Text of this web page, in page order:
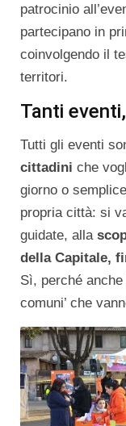
patrocinio
partecipano in
coinvolgendo il
territori.
Tanti
Tutti gli eventi
cittadini che
giorno o
propria città: si
guidate, alla
della Capitale,
Sì, perché
comuni’ che